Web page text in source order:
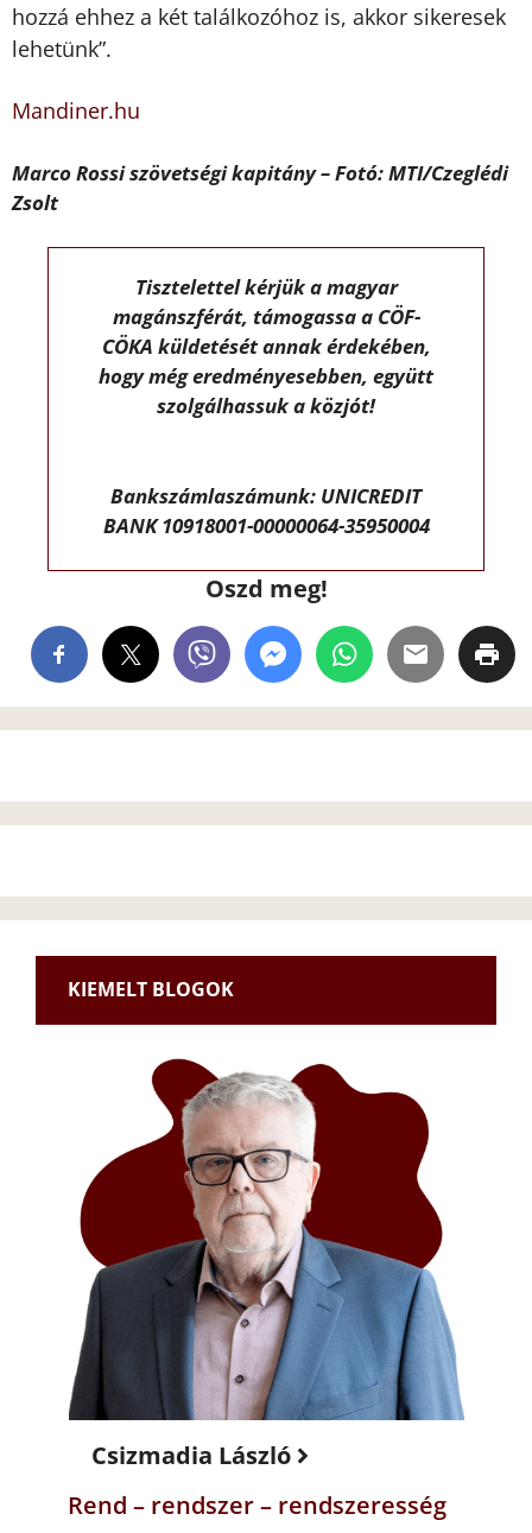
hozzá ehhez a két találkozóhoz is, akkor sikeresek
lehetünk”.
Mandiner.hu
Marco Rossi szövetségi kapitány – Fotó: MTI/Czeglédi
Zsolt
Tisztelettel kérjük a magyar
magánszférát, támogassa a CÖF-
CÖKA küldetését annak érdekében,
hogy még eredményesebben, együtt
szolgálhassuk a közjót!
Bankszámlaszámunk: UNICREDIT
BANK 10918001-00000064-35950004
Oszd meg!
KIEMELT BLOGOK
Csizmadia László
Rend – rendszer – rendszeresség